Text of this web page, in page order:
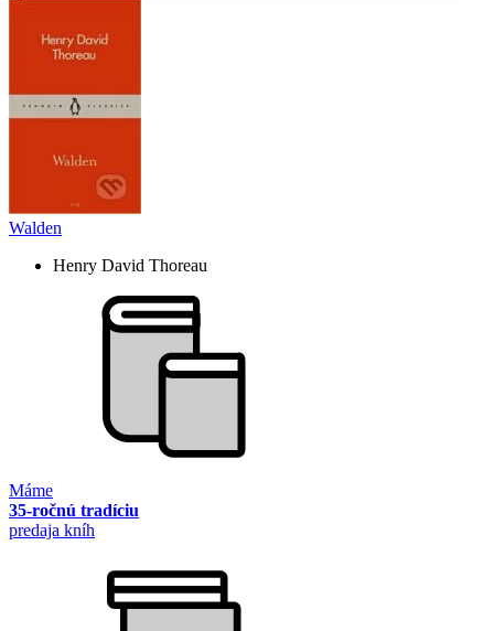
Walden
Henry David Thoreau
Máme
35-ročnú tradíciu
predaja kníh